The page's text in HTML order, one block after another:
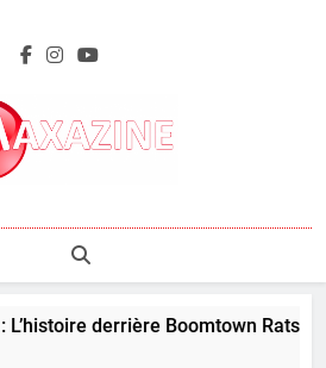
derrière Boomtown Rats – “I